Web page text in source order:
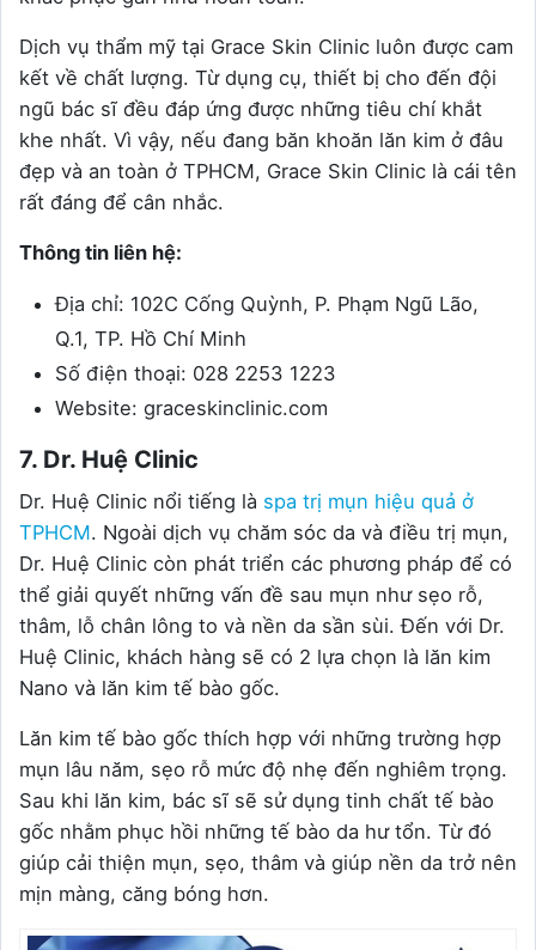
Dịch vụ thẩm mỹ tại Grace Skin Clinic luôn được cam
kết về chất lượng. Từ dụng cụ, thiết bị cho đến đội
ngũ bác sĩ đều đáp ứng được những tiêu chí khắt
khe nhất. Vì vậy, nếu đang băn khoăn lăn kim ở đâu
đẹp và an toàn ở TPHCM, Grace Skin Clinic là cái tên
rất đáng để cân nhắc.
Thông tin liên hệ:
Địa chỉ: 102C Cống Quỳnh, P. Phạm Ngũ Lão,
Q.1, TP. Hồ Chí Minh
Số điện thoại: 028 2253 1223
Website: graceskinclinic.com
7. Dr. Huệ Clinic
Dr. Huệ Clinic nổi tiếng là spa trị mụn hiệu quả ở
TPHCM. Ngoài dịch vụ chăm sóc da và điều trị mụn,
Dr. Huệ Clinic còn phát triển các phương pháp để có
thể giải quyết những vấn đề sau mụn như sẹo rỗ,
thâm, lỗ chân lông to và nền da sần sùi. Đến với Dr.
Huệ Clinic, khách hàng sẽ có 2 lựa chọn là lăn kim
Nano và lăn kim tế bào gốc.
Lăn kim tế bào gốc thích hợp với những trường hợp
mụn lâu năm, sẹo rỗ mức độ nhẹ đến nghiêm trọng.
Sau khi lăn kim, bác sĩ sẽ sử dụng tinh chất tế bào
gốc nhằm phục hồi những tế bào da hư tổn. Từ đó
giúp cải thiện mụn, sẹo, thâm và giúp nền da trở nên
mịn màng, căng bóng hơn.